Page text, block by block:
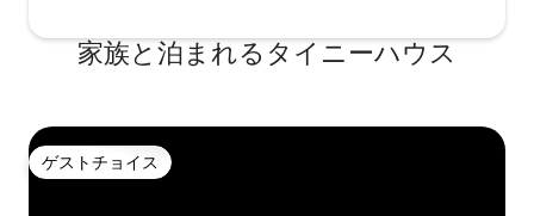
家族と泊まれるタイニーハウス
ゲストチョイス
ゲストチョイス